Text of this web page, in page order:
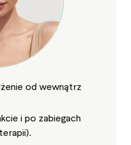
od wewnątrz
i po zabiegach